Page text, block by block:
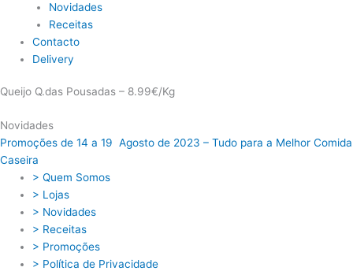
Novidades
Receitas
Contacto
Delivery
Queijo Q.das Pousadas – 8.99€/Kg
Novidades
Promoções de 14 a 19 Agosto de 2023 – Tudo para a Melhor Comida
Caseira
> Quem Somos
> Lojas
> Novidades
> Receitas
> Promoções
> Política de Privacidade